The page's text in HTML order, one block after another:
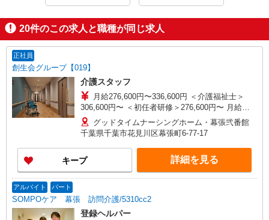
20件のこの求人と職種が同じ求人
正社員
創生会グループ【019】
介護スタッフ
月給276,600円〜336,600円 ＜介護福祉士＞
306,600円〜 ＜初任者研修＞276,600円〜 月給額
は夜勤手当5回分（50,000円）を含みます。 ※超
過分は別途支給 ◆固定給 180,000円〜215,000円
◆資格手当（介護福祉士） 15,000円／月 ◆処遇改
善手当 20,000円／月 ◆夜勤手当 10,000円／回
（見習い期間中 3,000円／回） ※夜勤について
は、試用期間と別に「見習い期間」が設けられま
動あり ◆試用期間 最長6ヶ月（期間中も同条
件）
グッドタイムナーシングホーム・幕張弐番館
千葉県千葉市花見川区幕張町6-77-17
キープ 詳細を見る
アルバイト パート
SOMPOケア 幕張 訪問介護/5310cc2
登録ヘルパー